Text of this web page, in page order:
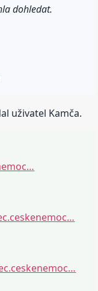
dohledat.
uživatel Kamča.